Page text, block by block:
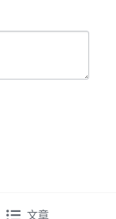
文章